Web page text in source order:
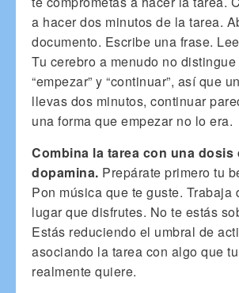
a hacer dos minutos de la tarea.
documento. Escribe una frase.
Tu cerebro a menudo no
“empezar” y “continuar”, así que
llevas dos minutos, continuar
una forma que empezar no lo era.
Combina la tarea con una dosis
dopamina. Prepárate primero tu
Pon música que te guste. Trabaja
lugar que disfrutes. No te estás
Estás reduciendo el umbral de
asociando la tarea con algo que
realmente quiere.